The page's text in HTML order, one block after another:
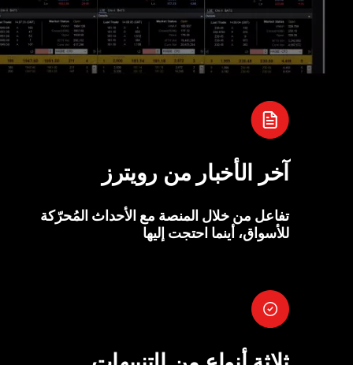
آخر الأخبار من رويترز
تفاعل من خلال المنصة مع الأحداث المُحرّكة
للأسواق، أينما احتجت إليها